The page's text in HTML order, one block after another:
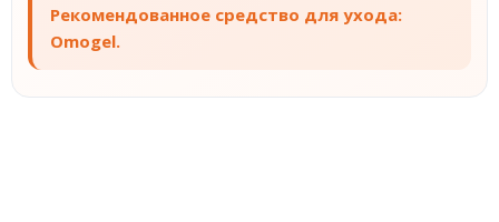
Рекомендованное средство для ухода:
Omogel.